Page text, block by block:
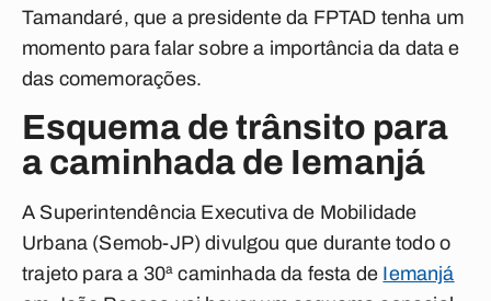
Tamandaré, que a presidente da FPTAD tenha um
momento para falar sobre a importância da data e
das comemorações.
Esquema de trânsito para
a caminhada de Iemanjá
A Superintendência Executiva de Mobilidade
Urbana (Semob-JP) divulgou que durante todo o
trajeto para a 30ª caminhada da festa de Iemanjá